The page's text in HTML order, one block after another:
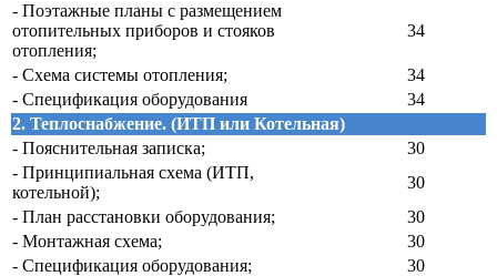
- Поэтажные планы с размещением
отопительных приборов и стояков
отопления;
34
- Схема системы отопления;
34
- Спецификация оборудования
34
2. Теплоснабжение. (ИТП или Котельная)
- Пояснительная записка;
30
- Принципиальная схема (ИТП,
котельной);
30
- План расстановки оборудования;
30
- Монтажная схема;
30
- Спецификация оборудования;
30